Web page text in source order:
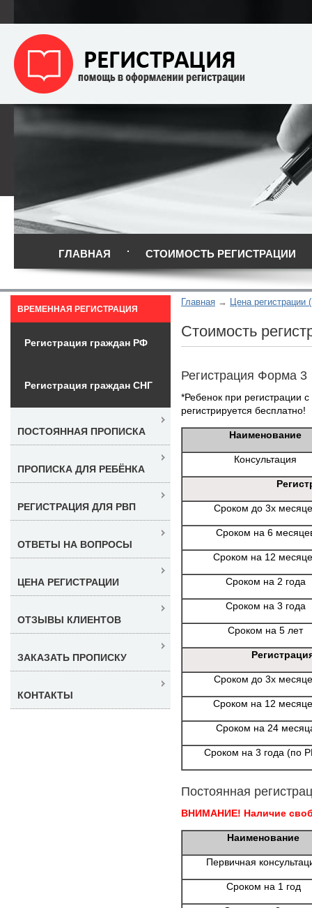
ГЛАВНАЯ СТОИМОСТЬ РЕГИСТРАЦИИ
Главная Цена регистрации
Стоимость
Регистрация Форма 3
*Ребенок при регистрации
регистрируется бесплатно!
Наименование
Консультация
Сроком до 3х
Сроком на 6
Сроком на 12
Сроком на 2 года
Сроком на 3 года
Сроком на 5 лет
Сроком до 3х
Сроком на 12
Сроком на 24
Сроком на 3 года (по
Постоянная
ВНИМАНИЕ! Наличие
Наименование
Первичная
Сроком на 1 год
ВРЕМЕННАЯ РЕГИСТРАЦИЯ
Регистрация граждан РФ
Регистрация граждан СНГ
ПОСТОЯННАЯ ПРОПИСКА
ПРОПИСКА ДЛЯ РЕБЁНКА
РЕГИСТРАЦИЯ ДЛЯ РВП
ОТВЕТЫ НА ВОПРОСЫ
ЦЕНА РЕГИСТРАЦИИ
ОТЗЫВЫ КЛИЕНТОВ
ЗАКАЗАТЬ ПРОПИСКУ
КОНТАКТЫ